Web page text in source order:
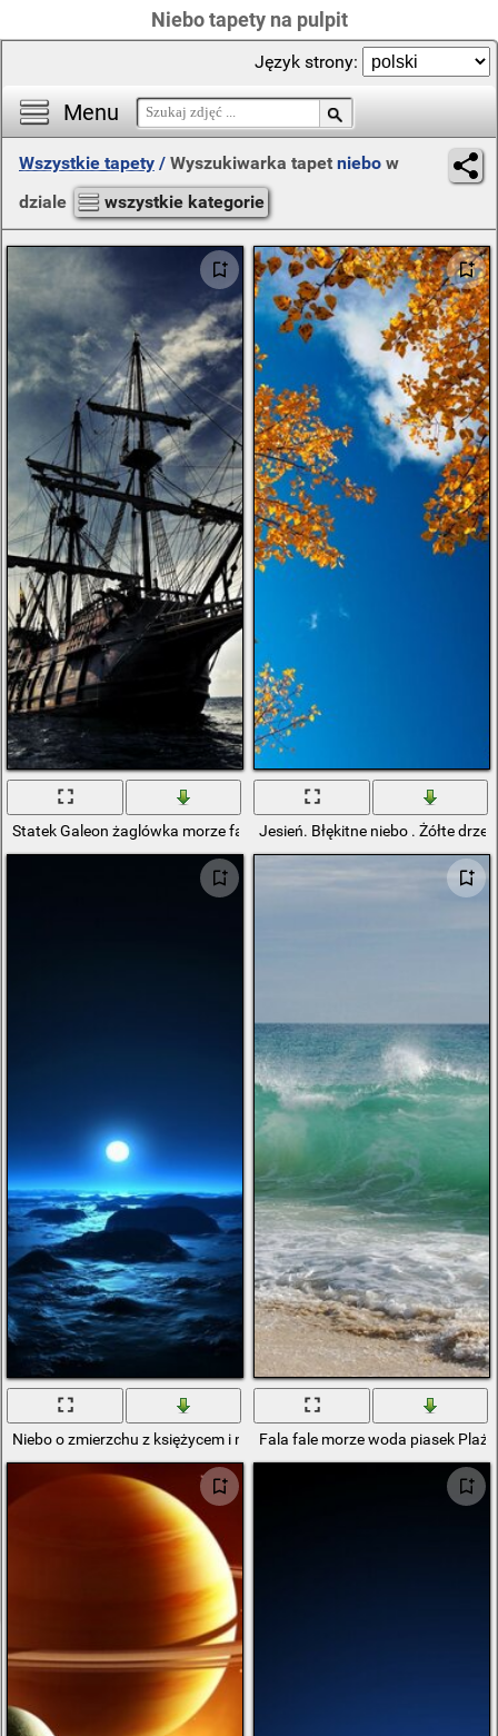
Niebo tapety na pulpit
Menu
Język strony:
Wszystkie tapety / Wyszukiwarka tapet niebo w
dziale
wszystkie kategorie
Statek Galeon żaglówka morze fale niebo chmury krajobraz
Jesień. Błękitne niebo . Żółte
Niebo o zmierzchu z księżycem i morzemFala fale morze woda piasek